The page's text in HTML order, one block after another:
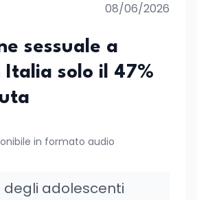
08/06/2026
sessuale a
Italia solo il 47%
in formato audio
degli adolescenti